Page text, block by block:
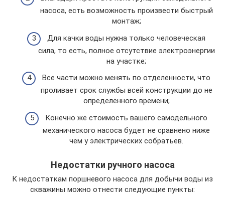
насоса, есть возможность произвести быстрый
монтаж;
Для качки воды нужна только человеческая
сила, то есть, полное отсутствие электроэнергии
на участке;
Все части можно менять по отделенности, что
проливает срок службы всей конструкции до не
определённого времени;
Конечно же стоимость вашего самодельного
механического насоса будет не сравнено ниже
чем у электрических собратьев.
Недостатки ручного насоса
К недостаткам поршневого насоса для добычи воды из
скважины можно отнести следующие пункты: